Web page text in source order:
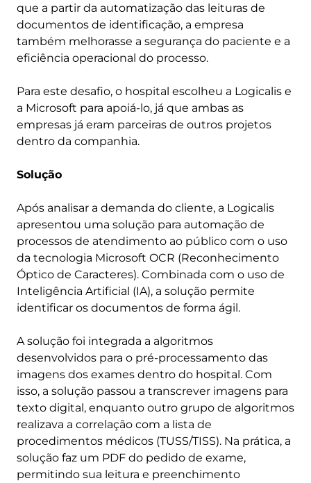
que a partir da automatização das leituras de
documentos de identificação, a empresa
também melhorasse a segurança do paciente e a
eficiência operacional do processo.
Para este desafio, o hospital escolheu a Logicalis e
a Microsoft para apoiá-lo, já que ambas as
empresas já eram parceiras de outros projetos
dentro da companhia.
Solução
Após analisar a demanda do cliente, a Logicalis
apresentou uma solução para automação de
processos de atendimento ao público com o uso
da tecnologia Microsoft OCR (Reconhecimento
Óptico de Caracteres). Combinada com o uso de
Inteligência Artificial (IA), a solução permite
identificar os documentos de forma ágil.
A solução foi integrada a algoritmos
desenvolvidos para o pré-processamento das
imagens dos exames dentro do hospital. Com
isso, a solução passou a transcrever imagens para
texto digital, enquanto outro grupo de algoritmos
realizava a correlação com a lista de
procedimentos médicos (TUSS/TISS). Na prática, a
solução faz um PDF do pedido de exame,
permitindo sua leitura e preenchimento